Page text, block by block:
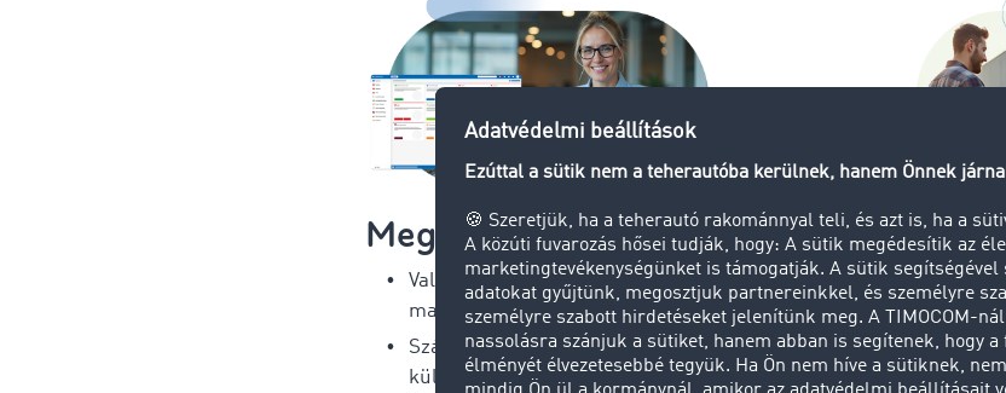
Megbízó
Valós idejű szállítási információk a
maximális átláthatóságért
Szállítmányozói
küldeménykövetés és megbízható